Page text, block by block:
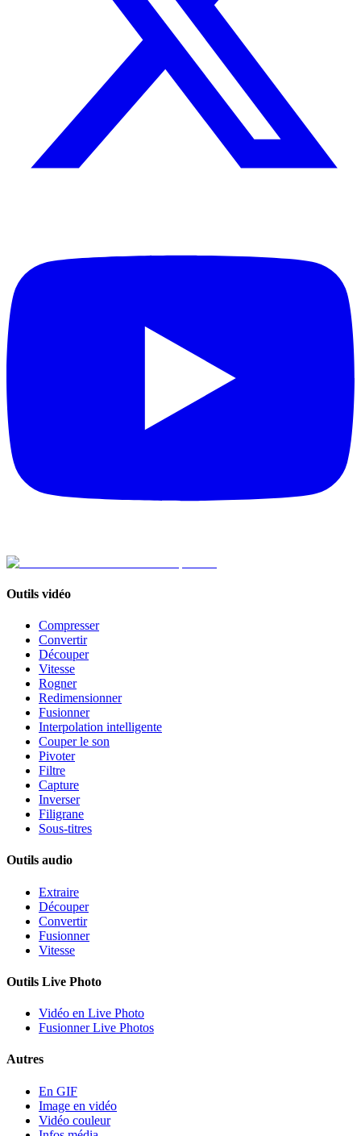
Outils vidéo
Compresser
Convertir
Découper
Vitesse
Rogner
Redimensionner
Fusionner
Interpolation intelligente
Couper le son
Pivoter
Filtre
Capture
Inverser
Filigrane
Sous-titres
Outils audio
Extraire
Découper
Convertir
Fusionner
Vitesse
Outils Live Photo
Vidéo en Live Photo
Fusionner Live Photos
Autres
En GIF
Image en vidéo
Vidéo couleur